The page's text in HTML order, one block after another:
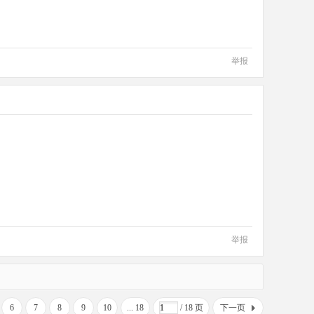
举报
举报
6 7 8 9 10 ... 18 / 18 页 下一页